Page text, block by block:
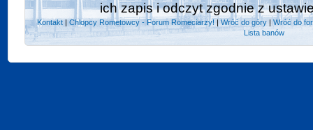
ich zapis i odczyt zgodnie z
Kontakt| Chlopcy Rometowcy - Forum Romeciarzy! |Wróć do góry| Wróć do
Lista banów